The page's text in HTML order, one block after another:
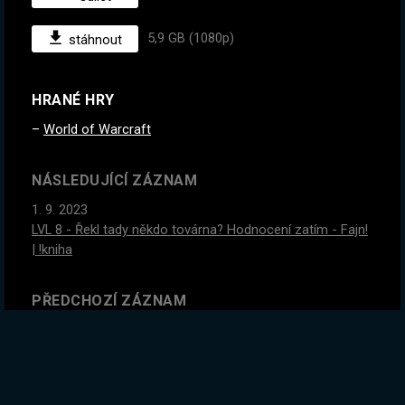
stáhnout 5,9 GB (1080p)
HRANÉ HRY
World of Warcraft
NÁSLEDUJÍCÍ ZÁZNAM
1. 9. 2023
LVL 8 - Řekl tady někdo továrna? Hodnocení zatím - Fajn!
| !kniha
PŘEDCHOZÍ ZÁZNAM